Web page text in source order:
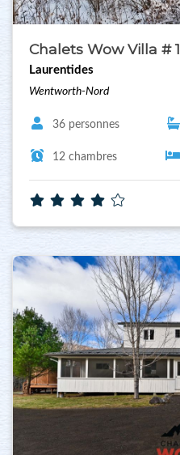
Chalets Wow Villa # 1
Laurentides
Wentworth-Nord
36 personnes
12 chambres